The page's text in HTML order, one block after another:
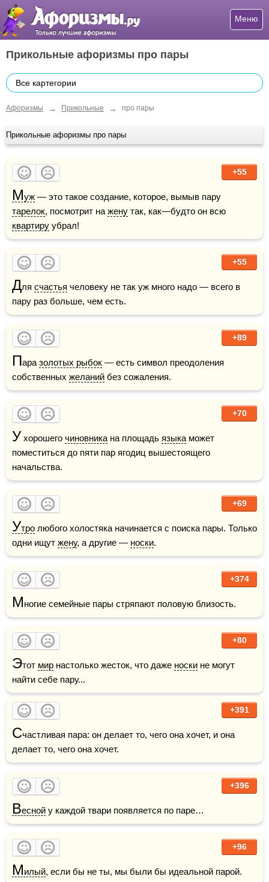
Меню
Прикольные афоризмы про пары
Все картегории
Афоризмы → Прикольные → про пары
Прикольные афоризмы про пары
+55
Муж
тарелок, посмотрит на жену
квартиру убрал!
+55
Для счастья человеку не так уж много надо — всего в
пару раз больше, чем есть.
+89
Пара золотых рыбок — есть символ преодоления
собственных желаний без сожаления.
+70
У хорошего чиновника на площадь языка может
поместиться до пяти пар ягодиц вышестоящего
начальства.
+69
Утро любого холостяка начинается с поиска пары. Только
одни ищут жену, а другие — носки.
+374
Многие семейные пары стряпают половую близость.
+80
Этот мир настолько жесток, что даже носки не могут
найти себе пару...
+391
Счастливая пара: он делает то, чего она хочет, и она
делает то, чего она хочет.
+396
Весной у каждой твари появляется по паре…
+96
Милый, если бы не ты, мы были бы идеальной парой.